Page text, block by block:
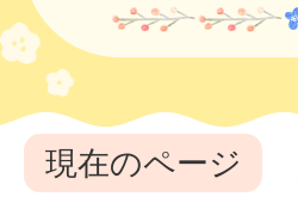
現在のページ